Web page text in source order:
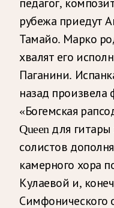
педагог,
рубежа приедут
Тамайо. Марко
хвалят его
Паганини.
назад произвела
«Богемская
Queen для
солистов
камерного хора
Кулаевой и,
Симфонического